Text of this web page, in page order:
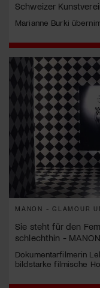
Schweizer
Marianne Burki
MANON - GLAMOUR
Sie steht für den
schlechthin - MANON
Dokumentarfilmerin
bildstarke filmische